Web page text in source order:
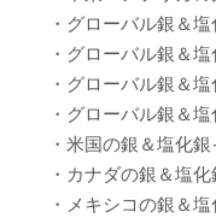
・グローバル銀＆
・グローバル銀＆
・グローバル銀＆
・グローバル銀＆
・米国の銀＆塩化
・カナダの銀＆塩
・メキシコの銀＆